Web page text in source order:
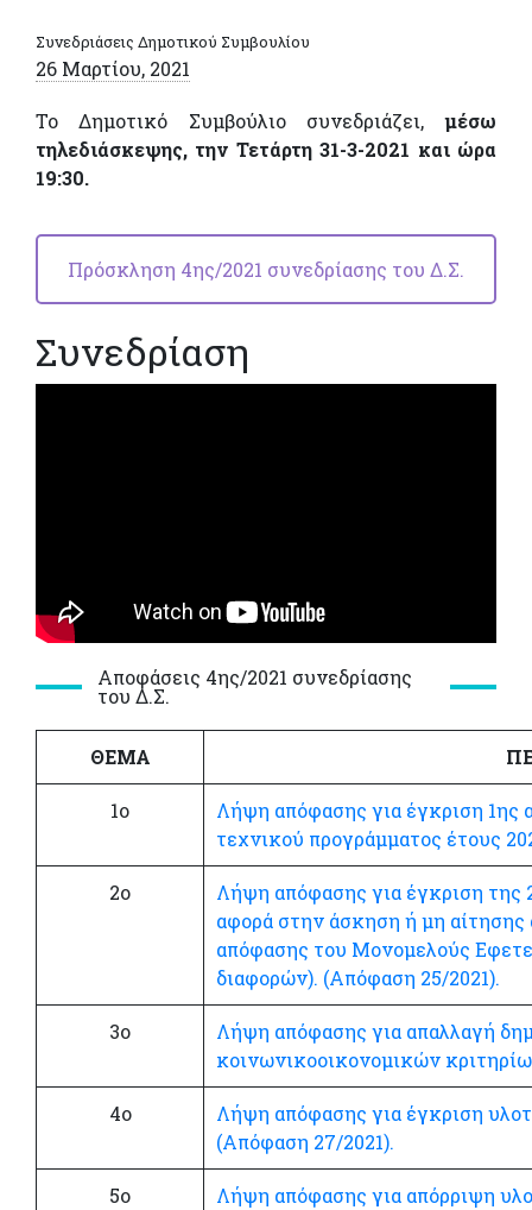
Συνεδριάσεις Δημοτικού Συμβουλίου
26 Μαρτίου, 2021
Το Δημοτικό Συμβούλιο συνεδριάζει, μέσω
τηλεδιάσκεψης, την Τετάρτη 31-3-2021 και ώρα
19:30.
Πρόσκληση 4ης/2021 συνεδρίασης του Δ.Σ.
Συνεδρίαση
Αποφάσεις 4ης/2021 συνεδρίασης
του Δ.Σ.
ΘΕΜΑ
1ο
Λήψη απόφασης για έγκριση 1ης
τεχνικού προγράμματος έτους
2ο
Λήψη απόφασης για έγκριση
αφορά στην άσκηση ή μη αίτησης
απόφασης του Μονομελούς
διαφορών). (Απόφαση 25/2021).
3ο
Λήψη απόφασης για απαλλαγή
κοινωνικοοικονομικών
4ο
Λήψη απόφασης για έγκριση
(Απόφαση 27/2021).
5ο
Λήψη απόφασης για απόρριψη